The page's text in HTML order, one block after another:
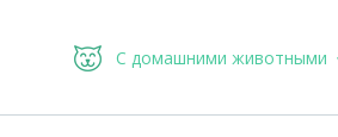
С домашними животными